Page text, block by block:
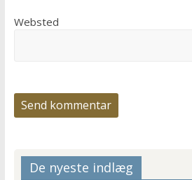
Websted
De nyeste indlæg